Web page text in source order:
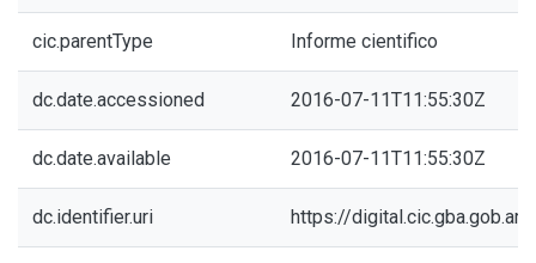
cic.parentType Informe cientifico
dc.date.accessioned 2016-07-11T11:55:30Z
dc.date.available 2016-07-11T11:55:30Z
dc.identifier.uri https://